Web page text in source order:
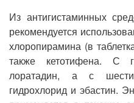
Из антигистаминных
рекомендуется
хлоропирамина (в
также кетотифена. С
лоратадин, а с
гидрохлорид и эбастин.